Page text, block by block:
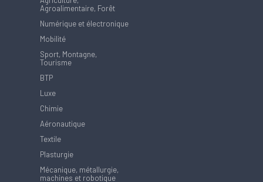
Agroalimentaire, Forêt
Numérique et électronique
Mobilité
Sport, Montagne,
Tourisme
BTP
Luxe
Chimie
Aéronautique
Textile
Plasturgie
Mécanique, métallurgie,
machines et robotique